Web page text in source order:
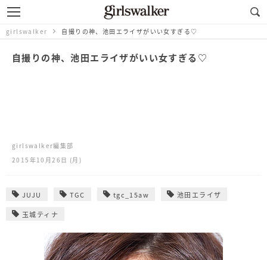
girlswalker 自撮りの神、池田エライザがいい女すぎる♡
自撮りの神、池田エライザがいい女すぎる♡
girlswalker編集部
2015年10月26日 (月)
JUJU TGC tgc_15aw 池田エライザ
玉城ティナ